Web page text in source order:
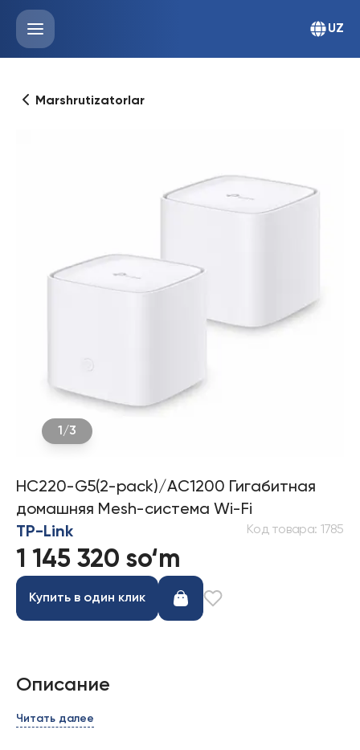
UZ
Marshrutizatorlar
1 /3
HC220-G5(2-pack)/AC1200 Гигабитная
домашняя Mesh-система Wi-Fi
TP-Link
Код товара: 1785
1 145 320 so‘m
Купить в один клик
Описание
Читать далее